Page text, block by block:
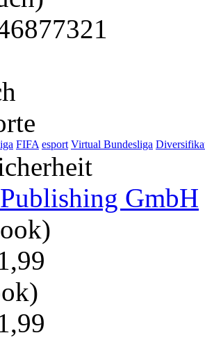
FIFA esport Virtual Bundesliga
GmbH